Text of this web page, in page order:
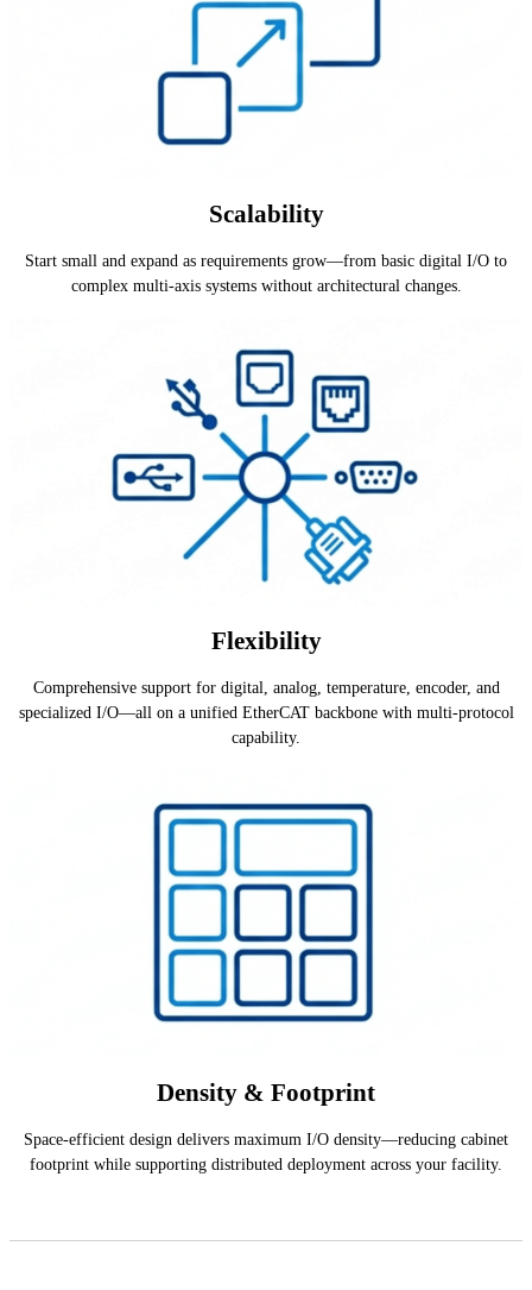
Scalability
Start small and expand as requirements grow—from basic digital I/O to
complex multi-axis systems without architectural changes.
Flexibility
Comprehensive support for digital, analog, temperature, encoder, and
specialized I/O—all on a unified EtherCAT backbone with multi-protocol
capability.
Density & Footprint
Space-efficient design delivers maximum I/O density—reducing cabinet
footprint while supporting distributed deployment across your facility.